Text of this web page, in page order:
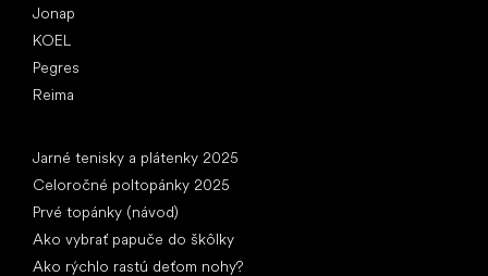
Jonap
KOEL
Pegres
Reima
Jarné tenisky a plátenky 2025
Celoročné poltopánky 2025
Prvé topánky (návod)
Ako vybrať papuče do škôlky
Ako rýchlo rastú deťom nohy?